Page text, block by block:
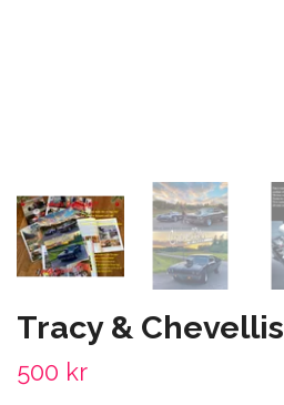
Tracy & Chevellis
500 kr